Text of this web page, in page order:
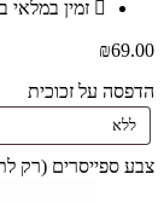
זמין במלאי
₪69.00
הדפסה על זכוכית
צבע ספייסרים (רק